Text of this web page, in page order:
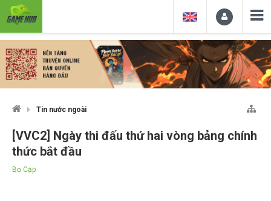
Tin nước ngoài
[VVC2] Ngày thi đấu thứ hai vòng bảng chính
thức bắt đầu
Bọ Cạp